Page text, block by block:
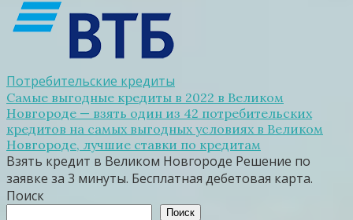
Потребительские кредиты
Самые выгодные кредиты в 2022 в Великом
Новгороде — взять один из 42 потребительских
кредитов на самых выгодных условиях в Великом
Новгороде, лучшие ставки по кредитам
Взять кредит в Великом Новгороде Решение по
заявке за 3 минуты. Бесплатная дебетовая карта.
Поиск
Поиск